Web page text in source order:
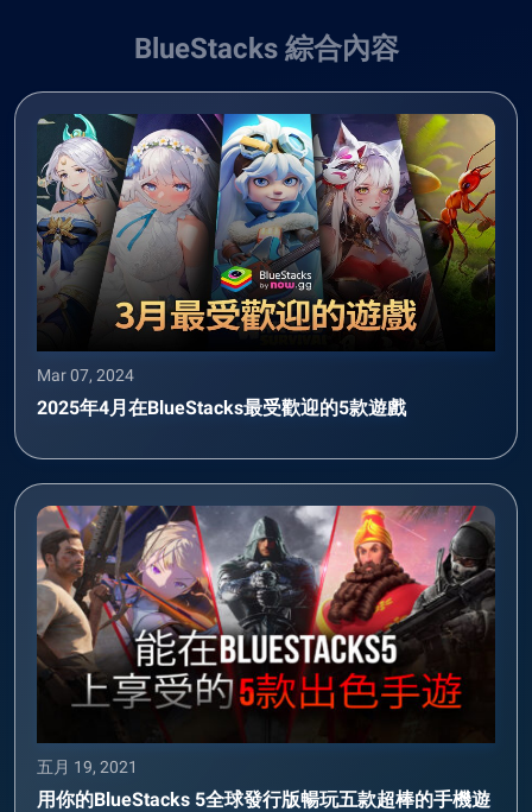
BlueStacks 綜合內容
Mar 07, 2024
2025年4月在BlueStacks最受歡迎的5款遊戲
五月 19, 2021
用你的BlueStacks 5全球發行版暢玩五款超棒的手機遊